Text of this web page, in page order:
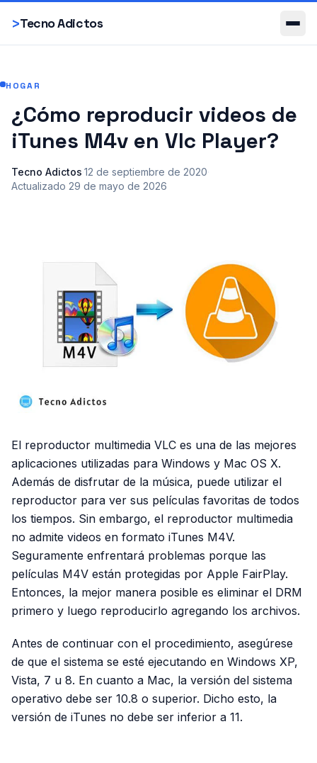
>Tecno Adictos
Smartphones
HOGAR
¿Cómo reproducir videos de
iTunes M4v en Vlc Player?
Tecno Adictos·12 de septiembre de 2020·
Actualizado 29 de mayo de 2026
El reproductor multimedia VLC es una de las mejores
aplicaciones utilizadas para Windows y Mac OS X.
Además de disfrutar de la música, puede utilizar el
reproductor para ver sus películas favoritas de todos
los tiempos. Sin embargo, el reproductor multimedia
no admite videos en formato iTunes M4V.
Seguramente enfrentará problemas porque las
películas M4V están protegidas por Apple FairPlay.
Entonces, la mejor manera posible es eliminar el DRM
primero y luego reproducirlo agregando los archivos.
Antes de continuar con el procedimiento, asegúrese
de que el sistema se esté ejecutando en Windows XP,
Vista, 7 u 8. En cuanto a Mac, la versión del sistema
operativo debe ser 10.8 o superior. Dicho esto, la
versión de iTunes no debe ser inferior a 11.